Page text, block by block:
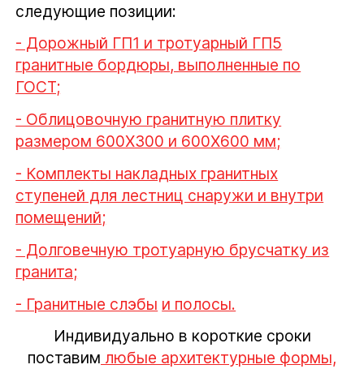
следующие позиции:
- Дорожный ГП1 и тротуарный ГП5
гранитные бордюры, выполненные по
ГОСТ;
- Облицовочную гранитную плитку
размером 600Х300 и 600Х600 мм;
- Комплекты накладных гранитных
ступеней для лестниц снаружи и внутри
помещений;
- Долговечную тротуарную брусчатку из
гранита;
- Гранитные слэбы и полосы.
Индивидуально в короткие сроки
поставим любые архитектурные формы,